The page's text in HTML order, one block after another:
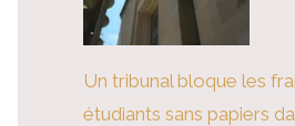
Un tribunal bloque les
étudiants sans papiers